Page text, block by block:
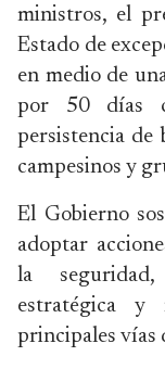
ministros, el
Estado de
en medio de
por 50 días
persistencia de
campesinos y
El Gobierno
adoptar
la
estratégica y
principales vías